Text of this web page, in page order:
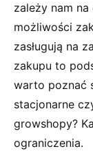
zależy nam
możliwości
zasługują na
zakupu to
warto poznać
stacjonarne
growshopy?
ograniczenia.